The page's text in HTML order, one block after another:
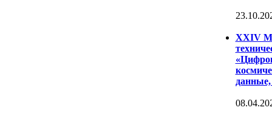
XXIV
данные,